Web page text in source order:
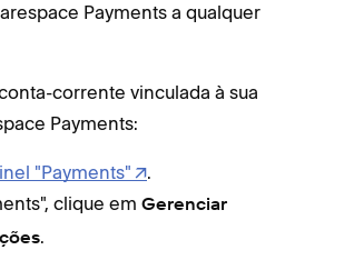
Payments a qualquer
corrente vinculada à sua
Payments:
"Payments"
.
clique em Gerenciar
.